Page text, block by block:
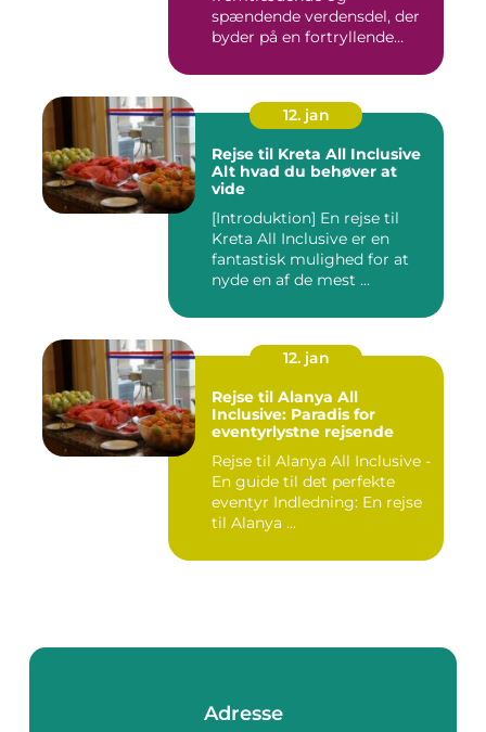
spændende verdensdel, der
byder på en fortryllende
12. jan
Rejse til Kreta All Inclusive
Alt hvad du behøver at
vide
[Introduktion] En rejse til
Kreta All Inclusive er en
fantastisk mulighed for at
nyde en af de mest ...
12. jan
Rejse til Alanya All
Inclusive: Paradis for
eventyrlystne rejsende
Rejse til Alanya All Inclusive -
En guide til det perfekte
eventyr Indledning: En rejse
til Alanya ...
Adresse